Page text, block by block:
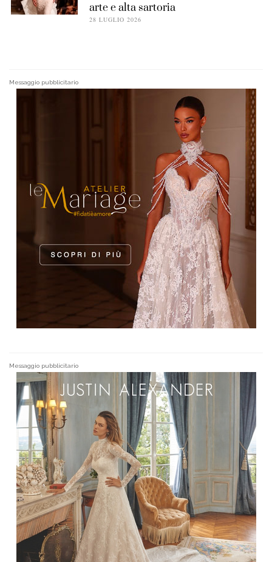
arte e alta sartoria
28 LUGLIO 2026
Messaggio pubblicitario
Messaggio pubblicitario